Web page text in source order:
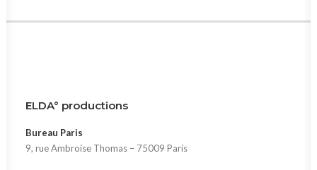
ELDA° productions
Bureau Paris
9, rue Ambroise Thomas – 75009 Paris